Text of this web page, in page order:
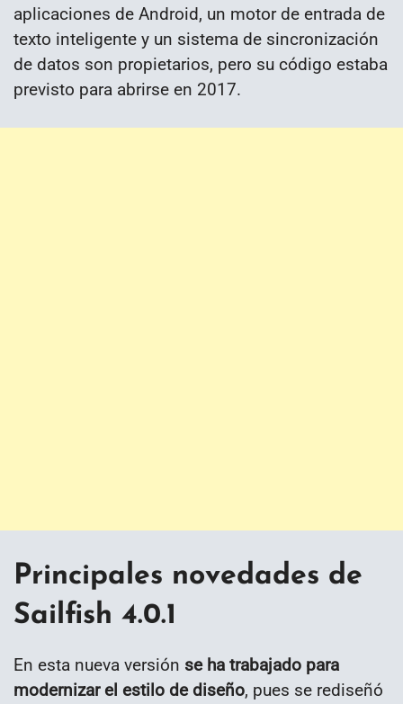
aplicaciones de Android, un motor de entrada de
texto inteligente y un sistema de sincronización
de datos son propietarios, pero su código estaba
previsto para abrirse en 2017.
Principales novedades de
Sailfish 4.0.1
En esta nueva versión se ha trabajado para
modernizar el estilo de diseño, pues se rediseñó